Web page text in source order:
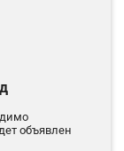
объявлен